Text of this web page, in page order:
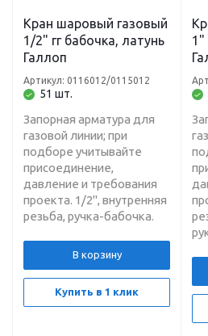
Кран шаровый газовый
1/2" гг бабочка, латунь
Галлоп
51 шт.
Артикул: 0116012/0115012
Запорная арматура для
газовой линии; при
подборе учитывайте
присоединение,
давление и требования
проекта. 1/2", внутренняя
резьба, ручка-бабочка.
В корзину
Купить в 1 клик
1"